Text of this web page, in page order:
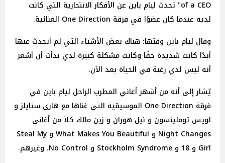
of a CEO" تحدث ليام باين عن الأفكار الانتحارية التي كانت
لديه عندما كان عضوًا في فرقة One Direction الغنائية.
وقال ليام باين وقتها: هناك بعض الأشياء التي لم أتحدث عنها
أبدًا كانت شديدة حقًا وكانت مشكلة كبيرة لدي بدأت أن أشعر
أنه ليس لدي رغبة في الحياة بعد الآن.
يُشار إلى أنه من أشهر أغاني المطرب الراحل ليام باين في
فرقة One Direction الموسيقية التي غناها مع هاري ستايلز و
لويس توملينسون و نيل هوران و زين مالك كلاً من أغاني
Night Changes و What Makes You Beautiful و Steal My
Girl و 18 و Stockholm Syndrome و No Control، وغيرهم.